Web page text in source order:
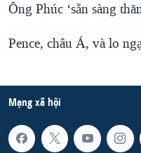
Ông Phúc ‘sẵn sàng
Pence, châu Á, và lo
Mạng xã hội